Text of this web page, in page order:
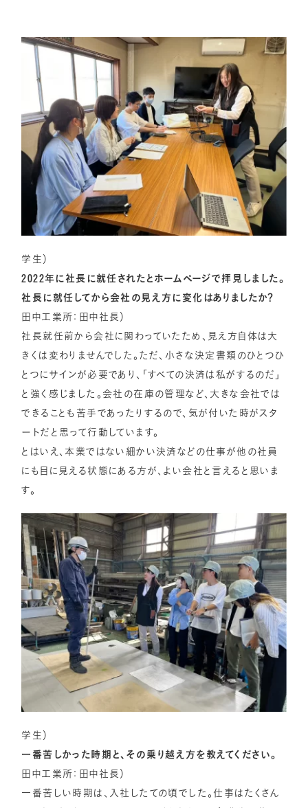
学生）
2022年に社長に就任されたとホームページで拝見しました。
社長に就任してから会社の見え方に変化はありましたか？
田中工業所：田中社長）
社長就任前から会社に関わっていたため、見え方自体は大
きくは変わりませんでした。ただ、小さな決定書類のひとつひ
とつにサインが必要であり、「すべての決済は私がするのだ」
と強く感じました。会社の在庫の管理など、大きな会社では
できることも苦手であったりするので、気が付いた時がスタ
ートだと思って行動しています。
とはいえ、本業ではない細かい決済などの仕事が他の社員
にも目に見える状態にある方が、よい会社と言えると思いま
す。
学生）
一番苦しかった時期と、その乗り越え方を教えてください。
田中工業所：田中社長）
一番苦しい時期は、入社したての頃でした。仕事はたくさん